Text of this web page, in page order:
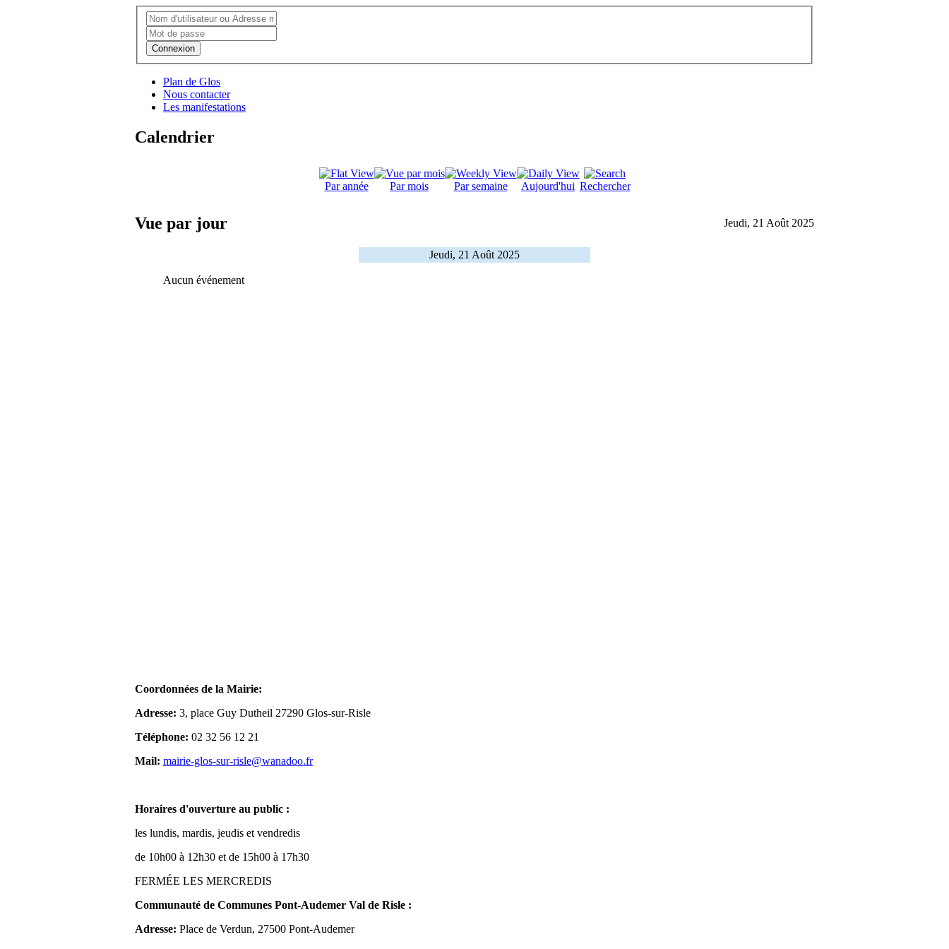
Connexion
Plan de Glos
Nous contacter
Les manifestations
Calendrier
Par année Par mois Par semaine Aujourd'hui Rechercher
Vue par jour Jeudi, 21 Août 2025
Jeudi, 21 Août 2025
Aucun événement
Coordonnées de la Mairie:
Adresse: 3, place Guy Dutheil 27290 Glos-sur-Risle
Téléphone: 02 32 56 12 21
Mail: mairie-glos-sur-risle@wanadoo.fr
Horaires d'ouverture au public :
les lundis, mardis, jeudis et vendredis
de 10h00 à 12h30 et de 15h00 à 17h30
FERMÉE LES MERCREDIS
Communauté de Communes Pont-Audemer Val de Risle :
Adresse: Place de Verdun, 27500 Pont-Audemer